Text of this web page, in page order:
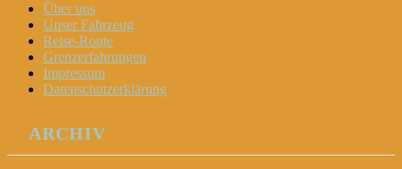
Über uns
Unser Fahrzeug
Reise-Route
Grenzerfahrungen
Impressum
Datenschutzerklärung
ARCHIV